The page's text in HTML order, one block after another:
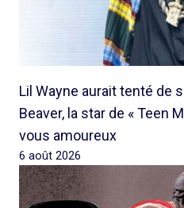
Lil Wayne aurait tenté de
Beaver, la star de « Teen
vous amoureux
6 août 2026